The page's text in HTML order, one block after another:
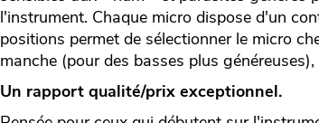
l'instrument. Chaque micro dispose d'un
positions permet de sélectionner le micro
manche (pour des basses plus
Un rapport qualité/prix exceptionnel.